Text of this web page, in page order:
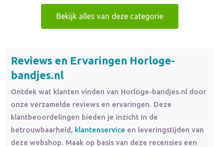
Bekijk alles van deze categorie
Reviews en Ervaringen Horloge-
bandjes.nl
Ontdek wat klanten vinden van Horloge-bandjes.nl door
onze verzamelde reviews en ervaringen. Deze
klantbeoordelingen bieden je inzicht in de
betrouwbaarheid, klantenservice en leveringstijden van
deze webshop. Maak op basis van deze recensies een